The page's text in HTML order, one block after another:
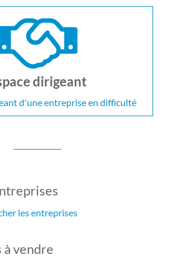
dirigeant
d'une entreprise en difficulté
les entreprises
à vendre